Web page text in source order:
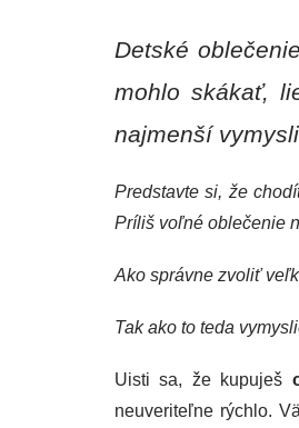
Detské
mohlo skákať,
najmenší
Predstavte si, že
Príliš voľné oblečenie
Ako správne zvoliť
Tak ako to teda
Uisti sa, že kupuješ
neuveriteľne rýchlo.